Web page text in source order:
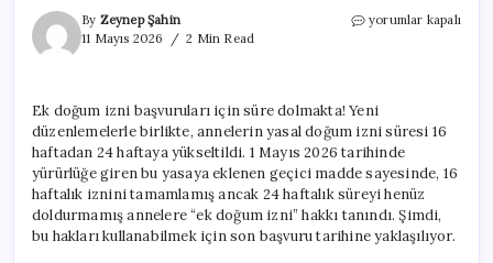
By Zeynep Şahin
11 Mayıs 2026
2 Min Read
Ek
Son
Tarih
Yaklaşıyor!
24
Haftalık
İzin
Hakkından
Kimler
yorumlar kapalı
Ek doğum izni başvuruları için süre dolmakta! Yeni
düzenlemelerle birlikte, annelerin yasal doğum izni süresi 16
haftadan 24 haftaya yükseltildi. 1 Mayıs 2026 tarihinde
yürürlüğe giren bu yasaya eklenen geçici madde sayesinde, 16
haftalık iznini tamamlamış ancak 24 haftalık süreyi henüz
doldurmamış annelere “ek doğum izni” hakkı tanındı. Şimdi,
bu hakları kullanabilmek için son başvuru tarihine yaklaşılıyor.